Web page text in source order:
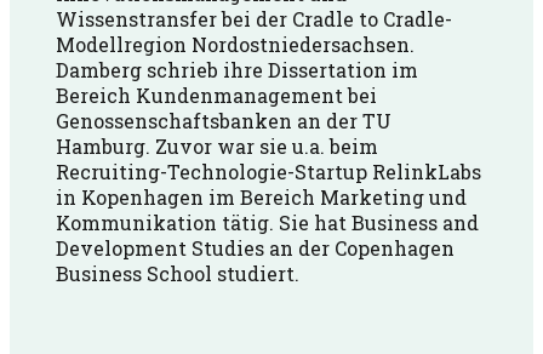
Wissenstransfer bei der Cradle to Cradle-
Modellregion Nordostniedersachsen.
Damberg schrieb ihre Dissertation im
Bereich Kundenmanagement bei
Genossenschaftsbanken an der TU
Hamburg. Zuvor war sie u.a. beim
Recruiting-Technologie-Startup RelinkLabs
in Kopenhagen im Bereich Marketing und
Kommunikation tätig. Sie hat Business and
Development Studies an der Copenhagen
Business School studiert.